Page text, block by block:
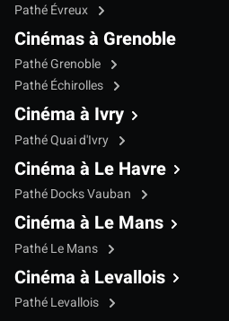
Pathé Évreux
Cinémas à Grenoble
Pathé Grenoble
Pathé Échirolles
Cinéma à Ivry
Pathé Quai d'Ivry
Cinéma à Le Havre
Pathé Docks Vauban
Cinéma à Le Mans
Pathé Le Mans
Cinéma à Levallois
Pathé Levallois